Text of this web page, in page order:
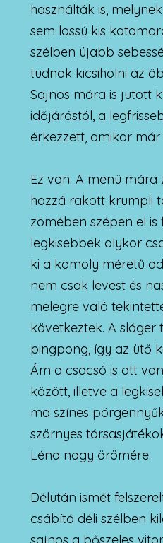
használták is,
sem lassú kis
szélben újabb
tudnak kicsiholni az
Sajnos mára is jutott
időjárástól, a
érkezzett, amikor
Ez van. A menü mára
hozzá rakott krumpli
zömében szépen el
legkisebbek olykor
ki a komoly méretű
nem csak levest és
melegre való
következtek. A sláger
pingpong, így az ütő
Ám a csocsó is ott
között, illetve a
ma színes
szörnyes
Léna nagy örömére.
Délután ismét
csábító déli szélben
sajnos a bőszeles